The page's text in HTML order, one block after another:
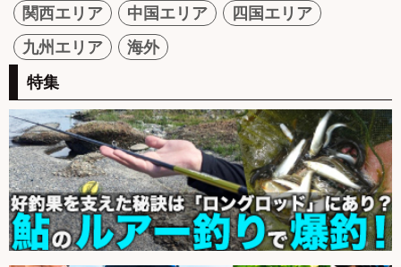
関西エリア
中国エリア
四国エリア
九州エリア
海外
特集